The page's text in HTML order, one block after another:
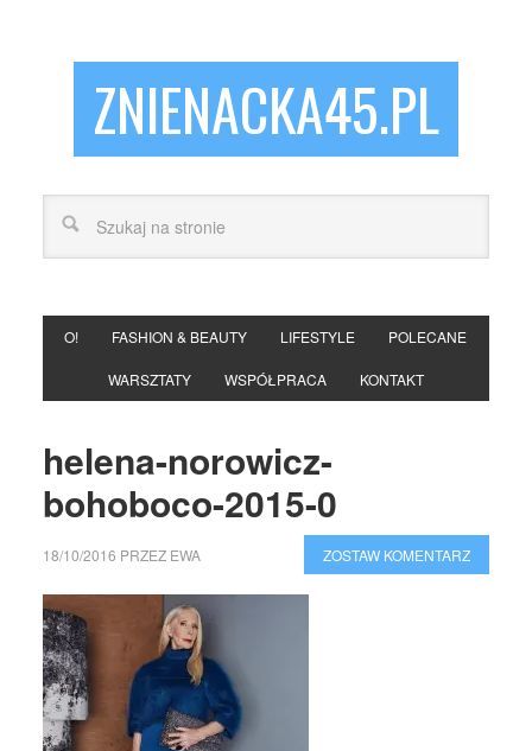
ZNIENACKA45.PL
O! FASHION & BEAUTY LIFESTYLE POLECANE
WARSZTATY WSPÓŁPRACA KONTAKT
helena-norowicz-
bohoboco-2015-0
18/10/2016 PRZEZ EWA ZOSTAW KOMENTARZ